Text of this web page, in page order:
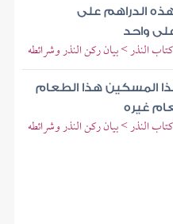
الدراهم على
واحد
النذر > بيان ركن النذر وشرائطه
المسكين هذا الطعام
غيره
النذر > بيان ركن النذر وشرائطه